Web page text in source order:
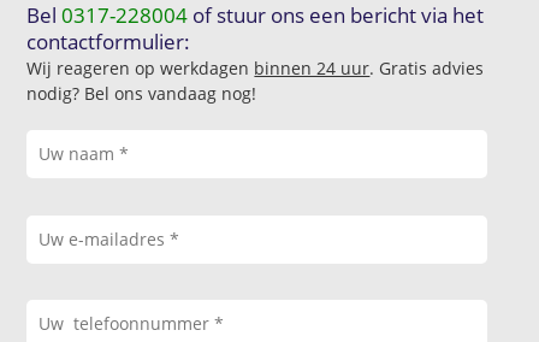
Bel0317-228004 of stuur ons een bericht via het
contactformulier:
Wij reageren op werkdagen binnen 24 uur. Gratis advies
nodig? Bel ons vandaag nog!